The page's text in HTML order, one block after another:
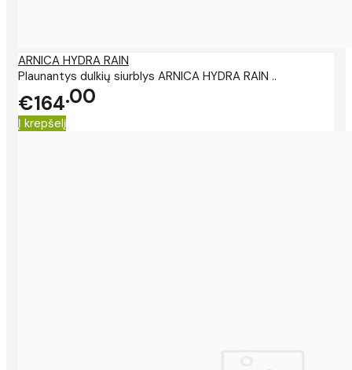
ARNICA HYDRA RAIN
Plaunantys dulkių siurblys ARNICA HYDRA RAIN ..
€164 00
Į krepšelį